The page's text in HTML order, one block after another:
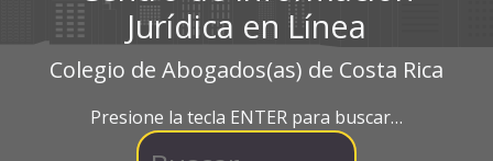
Jurídica en Línea
Colegio de Abogados(as) de Costa Rica
Presione la tecla ENTER para buscar…